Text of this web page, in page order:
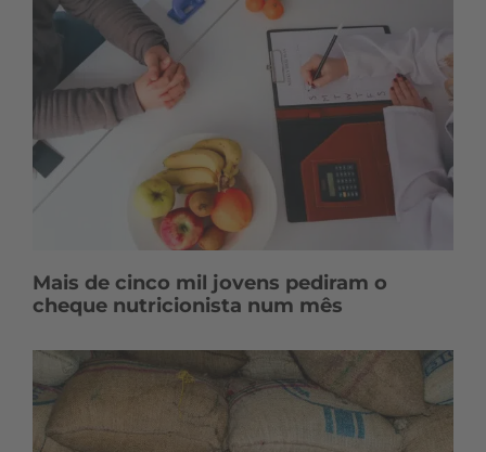
Mais de cinco mil jovens pediram o
cheque nutricionista num mês